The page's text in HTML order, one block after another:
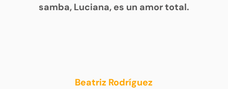
samba, Luciana, es un amor total.
Beatriz Rodríguez